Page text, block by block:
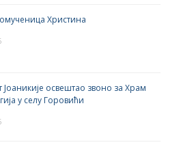
Христина
освештао звоно за Храм
у селу Горовићи